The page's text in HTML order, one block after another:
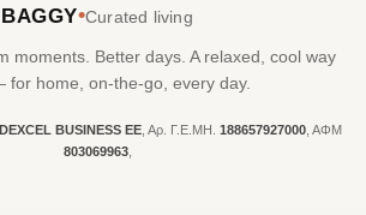
BAGGY•Curated living
moments. Better days. A relaxed, cool way
for home, on-the-go, every day.
BUSINESS ΕΕ , Αρ. Γ.Ε.ΜΗ. 188657927000 , ΑΦΜ
803069963,